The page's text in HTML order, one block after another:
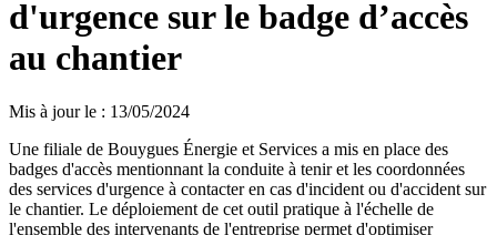
d'urgence sur le badge d’accès
au chantier
Mis à jour le : 13/05/2024
Une filiale de Bouygues Énergie et Services a mis en place des
badges d'accès mentionnant la conduite à tenir et les coordonnées
des services d'urgence à contacter en cas d'incident ou d'accident sur
le chantier. Le déploiement de cet outil pratique à l'échelle de
l'ensemble des intervenants de l'entreprise permet d'optimiser